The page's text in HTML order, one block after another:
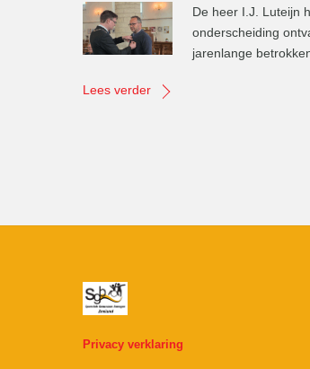
De heer I.J. Luteijn
onderscheiding
jarenlange
Lees verder
Privacy verklaring